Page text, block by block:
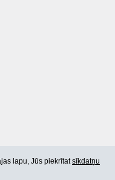
lapu, Jūs piekrītatsīkdatņu